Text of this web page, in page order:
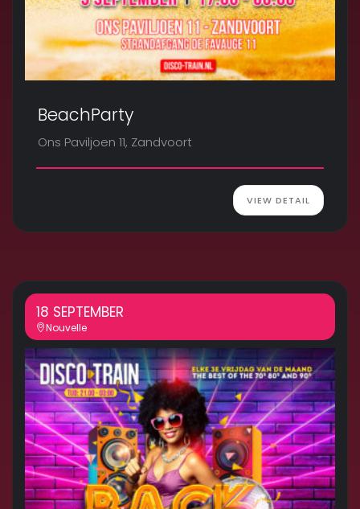
BeachParty
Ons Paviljoen 11, Zandvoort
VIEW DETAIL
18 SEPTEMBER
Nouvelle